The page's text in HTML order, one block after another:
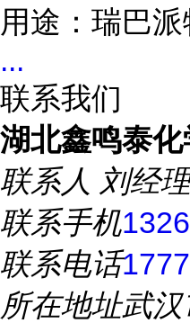
用途：瑞巴派
...
联系我们
湖北鑫鸣泰化
联系人 刘经理
联系手机
联系电话
所在地址武汉